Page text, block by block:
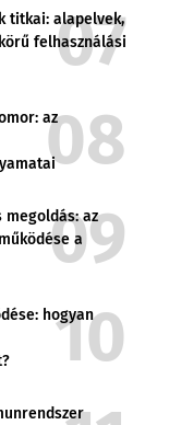
titkai: alapelvek,
felhasználási
az
megoldás: az
a
hogyan